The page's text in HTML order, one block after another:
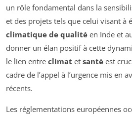
un rôle fondamental dans la
et des projets tels que celui visant à
climatique de qualité en Inde et
donner un élan positif à cette
le lien entre climat et santé est
cadre de l’appel à l’urgence mis en
récents.
Les réglementations européennes